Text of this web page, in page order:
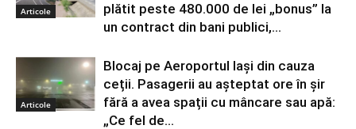
Articole
plătit peste 480.000 de lei „bonus” la
un contract din bani publici,...
Articole
Blocaj pe Aeroportul Iași din cauza
ceții. Pasagerii au așteptat ore în șir
fără a avea spații cu mâncare sau apă:
„Ce fel de...